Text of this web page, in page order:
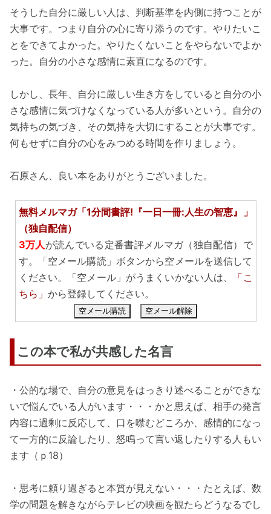
そうした自分に厳しい人は、判断基準を内側に持つことが
大事です。つまり自分の心に寄り添うのです。やりたいこ
とをできてよかった。やりたくないことをやらないでよか
った。自分の小さな感情に素直になるのです。
しかし、長年、自分に厳しい生き方をしていると自分の小
さな感情に気づけなくなっている人が多いという。自分の
気持ちの気づき、その気持を大切にすることが大事です。
何もせずに自分の心をみつめる時間を作りましょう。
石原さん、良い本をありがとうございました。
無料メルマガ「1分間書評!『一日一冊:人生の智恵』」
（独自配信）
3万人 が読んでいる定番書評メルマガ（独自配信）で
す。「空メール購読」ボタンから空メールを送信して
ください。「空メール」がうまくいかない人は、
「こ
ちら」 から登録してください。
空メール購読 空メール解除
この本で私が共感した名言
・公的な場で、自分の意見をはっきり述べることができな
いで悩んでいる人がいます・・・かと思えば、相手の発言
内容に過剰に反応して、口を噤むどころか、感情的になっ
て一方的に反論したり、怒鳴って言い返したりする人もい
ます（ｐ18）
・思考に頼り過ぎると本質が見えない・・・たとえば、数
学の問題を解きながらテレビの映画を観たらどうなるでし